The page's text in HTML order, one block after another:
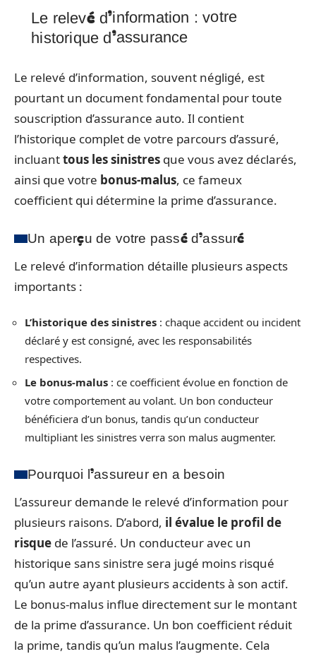
Le relevé d’information : votre
historique d’assurance
Le relevé d’information, souvent négligé, est
pourtant un document fondamental pour toute
souscription d’assurance auto. Il contient
l’historique complet de votre parcours d’assuré,
incluanttous les sinistres que vous avez déclarés,
ainsi que votre bonus-malus, ce fameux
coefficient qui détermine la prime d’assurance.
Un aperçu de votre passé d’assuré
Le relevé d’information détaille plusieurs aspects
importants :
L’historique des sinistres : chaque accident ou incident
déclaré y est consigné, avec les responsabilités
respectives.
Le bonus-malus : ce coefficient évolue en fonction de
votre comportement au volant. Un bon conducteur
bénéficiera d’un bonus, tandis qu’un conducteur
multipliant les sinistres verra son malus augmenter.
Pourquoi l’assureur en a besoin
L’assureur demande le relevé d’information pour
plusieurs raisons. D’abord, il évalue le profil de
risque de l’assuré. Un conducteur avec un
historique sans sinistre sera jugé moins risqué
qu’un autre ayant plusieurs accidents à son actif.
Le bonus-malus influe directement sur le montant
de la prime d’assurance. Un bon coefficient réduit
la prime, tandis qu’un malus l’augmente. Cela